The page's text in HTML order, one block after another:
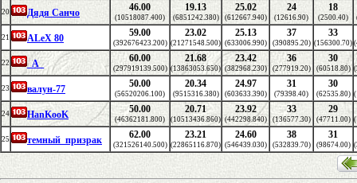
20 Дядя Санчо 46.00
(10518087.400)
19.13
(6851242.380)
25.02
(612667.940)
24
(12616.90)
18
(2500.40)
21 ALeX 80 59.00
(392676423.200)
23.02
(21271548.500)
25.13
(633006.990)
37
(390895.20)
33
(156300.70)
22 _A_ 60.00
(297919139.500)
21.68
(13863053.650)
23.42
(382968.230)
36
(277919.20)
30
(60518.80)
23 валун-77 50.00
(56520206.100)
20.34
(9515316.380)
24.97
(603633.390)
31
(79398.40)
30
(62535.80)
24 HanKooK 50.00
(46362181.800)
20.71
(10513436.860)
23.92
(442298.840)
33
(136577.30)
29
(47711.00)
25 темный_призрак 62.00
(321526140.500)
23.21
(22865116.870)
24.60
(546439.030)
38
(532839.70)
31
(98674.00)